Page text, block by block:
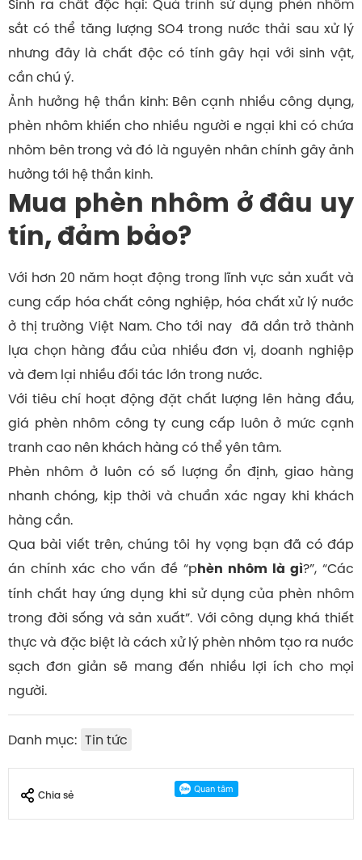
Sinh ra chất độc hại: Quá trình sử dụng phèn nhôm
sắt có thể tăng lượng SO4 trong nước thải sau xử lý
nhưng đây là chất độc có tính gây hại với sinh vật,
cần chú ý.
Ảnh hưởng hệ thần kinh: Bên cạnh nhiều công dụng,
phèn nhôm khiến cho nhiều người e ngại khi có chứa
nhôm bên trong và đó là nguyên nhân chính gây ảnh
hưởng tới hệ thần kinh.
Mua phèn nhôm ở đâu uy
tín, đảm bảo?
Với hơn 20 năm hoạt động trong lĩnh vực sản xuất và
cung cấp hóa chất công nghiệp, hóa chất xử lý nước
ở thị trường Việt Nam. Cho tới nay đã dần trở thành
lựa chọn hàng đầu của nhiều đơn vị, doanh nghiệp
và đem lại nhiều đối tác lớn trong nước.
Với tiêu chí hoạt động đặt chất lượng lên hàng đầu,
giá phèn nhôm công ty cung cấp luôn ở mức cạnh
tranh cao nên khách hàng có thể yên tâm.
Phèn nhôm ở luôn có số lượng ổn định, giao hàng
nhanh chóng, kịp thời và chuẩn xác ngay khi khách
hàng cần.
Qua bài viết trên, chúng tôi hy vọng bạn đã có đáp
án chính xác cho vấn đề “phèn nhôm là gì?”, “Các
tính chất hay ứng dụng khi sử dụng của phèn nhôm
trong đời sống và sản xuất”. Với công dụng khá thiết
thực và đặc biệt là cách xử lý phèn nhôm tạo ra nước
sạch đơn giản sẽ mang đến nhiều lợi ích cho mọi
người.
Danh mục: Tin tức
Chia sẻ